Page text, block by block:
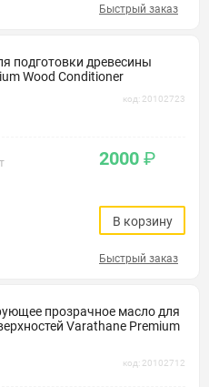
Быстрый заказ
подготовки древесины
Wood Conditioner
код: 20102723
2000 ₽
В корзину
Быстрый заказ
прозрачное масло для
Varathane Premium
код: 20102712